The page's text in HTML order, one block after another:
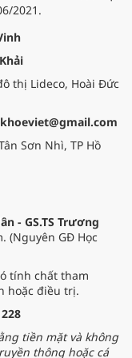
chính là thay đổi
dựng nguồn nhân
học ứng dụng.
2021.
thị Lideco, Hoài Đức
Sơn Nhì, TP Hồ
- GS.TS Trương
(Nguyên GĐ Học
tính chất tham
hoặc điều trị.
tiền mặt và không
thông hoặc cá